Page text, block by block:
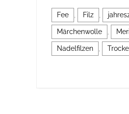
Fee Filz
Märchenwolle
Nadelfilzen